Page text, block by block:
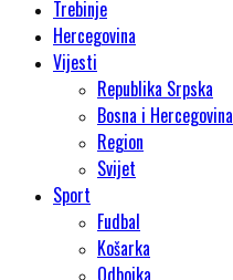
Trebinje
Hercegovina
Vijesti
Republika Srpska
Bosna i Hercegovina
Region
Svijet
Sport
Fudbal
Košarka
Odbojka